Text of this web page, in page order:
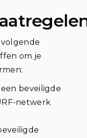
om je
een beveiligde
netwerk